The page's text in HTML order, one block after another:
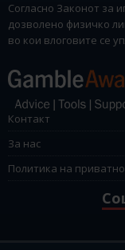
Согласно Законот за
дозволено физичко
во кои влоговите се
Контакт
За нас
Политика на